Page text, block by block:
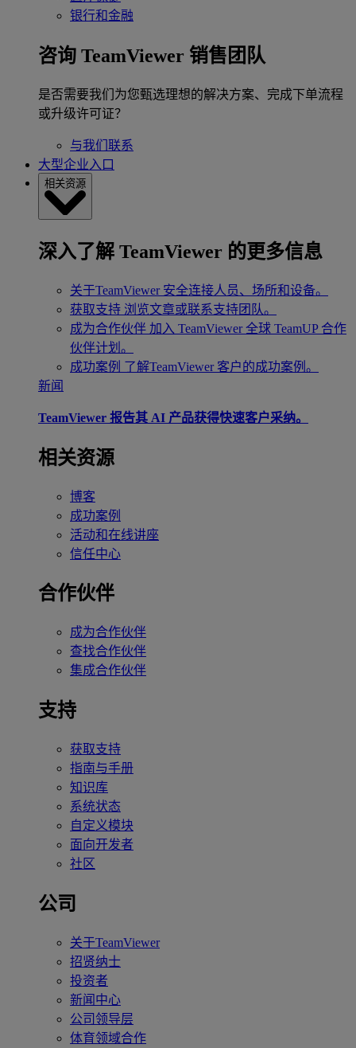
银行和金融
咨询 TeamViewer 销售团队
是否需要我们为您甄选理想的解决方案、完成下单流程
或升级许可证？
与我们联系
大型企业入口
相关资源
深入了解 TeamViewer 的更多信息
关于TeamViewer 安全连接人员、场所和设备。
获取支持 浏览文章或联系支持团队。
成为合作伙伴 加入 TeamViewer 全球 TeamUP 合作
伙伴计划。
成功案例 了解TeamViewer 客户的成功案例。
新闻
TeamViewer 报告其 AI 产品获得快速客户采纳。
相关资源
博客
成功案例
活动和在线讲座
信任中心
合作伙伴
成为合作伙伴
查找合作伙伴
集成合作伙伴
支持
获取支持
指南与手册
知识库
系统状态
自定义模块
面向开发者
社区
公司
关于TeamViewer
招贤纳士
投资者
新闻中心
公司领导层
体育领域合作